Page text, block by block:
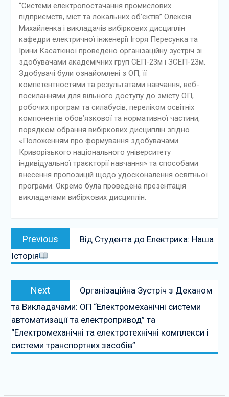
“Системи електропостачання промислових
підприємств, міст та локальних об’єктів” Олексія
Михайленка і викладачів вибіркових дисциплін
кафедри електричної інженерії Ігоря Пересунка та
Ірини Касаткіної проведено організаційну зустріч зі
здобувачами академічних груп СЕП-23м і ЗСЕП-23м.
Здобувачі були ознайомлені з ОП, її
компетентностями та результатами навчання, веб-
посиланнями для вільного доступу до змісту ОП,
робочих програм та силабусів, переліком освітніх
компонентів обов’язкової та нормативної частини,
порядком обрання вибіркових дисциплін згідно
«Положенням про формування здобувачами
Криворізького національного університету
індивідуальної траєкторії навчання» та способами
внесення пропозицій щодо удосконалення освітньої
програми. Окремо була проведена презентація
викладачами вибіркових дисциплін.
Навігація
записів
Previous
Previous
post:
Від Студента до Електрика: Наша
Історія
Next
Next
post:
Організаційна Зустріч з Деканом
та Викладачами: ОП “Електромеханічні системи
автоматизації та електропривод” та
“Електромеханічні та електротехнічні комплекси і
системи транспортних засобів”